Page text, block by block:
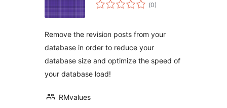
(antal
0)
Remove the revision posts from your
database in order to reduce your
database size and optimize the speed of
your database load!
RMvalues